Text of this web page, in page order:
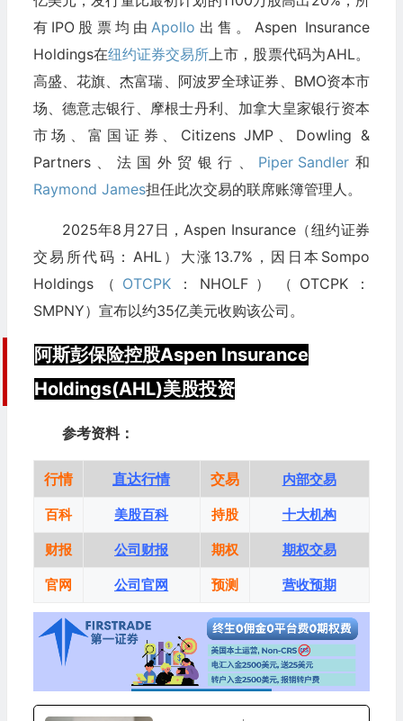
有IPO股票均由 Apollo 出售。Aspen Insurance
Holdings在纽约证券交易所 上市，股票代码为AHL。
高盛、花旗、杰富瑞、阿波罗全球证券、BMO资本市
场、德意志银行、摩根士丹利、加拿大皇家银行资本
市场、富国证券、Citizens JMP、Dowling &
Partners、法国外贸银行、 Piper Sandler 和
Raymond James担任此次交易的联席账簿管理人。
2025年8月27日，Aspen Insurance（纽约证券
交易所代码：AHL）大涨13.7%，因日本Sompo
Holdings（ OTCPK：NHOLF）（OTCPK：
SMPNY）宣布以约35亿美元收购该公司。
阿斯彭保险控股Aspen Insurance
Holdings(AHL)美股投资
参考资料：
行情 直达行情 交易 内部交易
百科 美股百科 持股 十大机构
财报 公司财报 期权 期权交易
官网 公司官网 预测 营收预期